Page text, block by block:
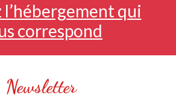
l’hébergement qui
correspond
Newsletter